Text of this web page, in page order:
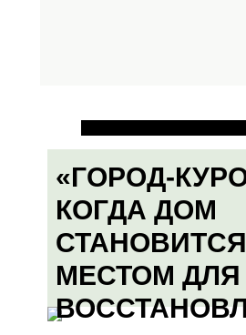
«ГОРОД-
КОГДА ДОМ
СТАНОВИТСЯ
МЕСТОМ ДЛЯ